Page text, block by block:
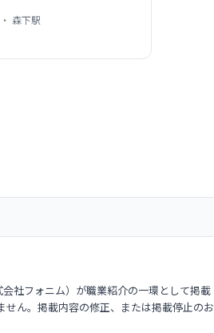
森下駅
社フォニム）が職業紹介の一環として掲載
ん。掲載内容の修正、または掲載停止のお